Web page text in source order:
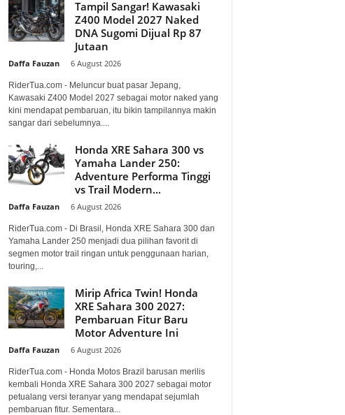
Tampil Sangar! Kawasaki
Z400 Model 2027 Naked
DNA Sugomi Dijual Rp 87
Jutaan
Daffa Fauzan 6 August 2026
RiderTua.com - Meluncur buat pasar Jepang,
Kawasaki Z400 Model 2027 sebagai motor naked yang
kini mendapat pembaruan, itu bikin tampilannya makin
sangar dari sebelumnya....
Honda XRE Sahara 300 vs
Yamaha Lander 250:
Adventure Performa Tinggi
vs Trail Modern...
Daffa Fauzan 6 August 2026
RiderTua.com - Di Brasil, Honda XRE Sahara 300 dan
Yamaha Lander 250 menjadi dua pilihan favorit di
segmen motor trail ringan untuk penggunaan harian,
touring,...
Mirip Africa Twin! Honda
XRE Sahara 300 2027:
Pembaruan Fitur Baru
Motor Adventure Ini
Daffa Fauzan 6 August 2026
RiderTua.com - Honda Motos Brazil barusan merilis
kembali Honda XRE Sahara 300 2027 sebagai motor
petualang versi teranyar yang mendapat sejumlah
pembaruan fitur. Sementara...